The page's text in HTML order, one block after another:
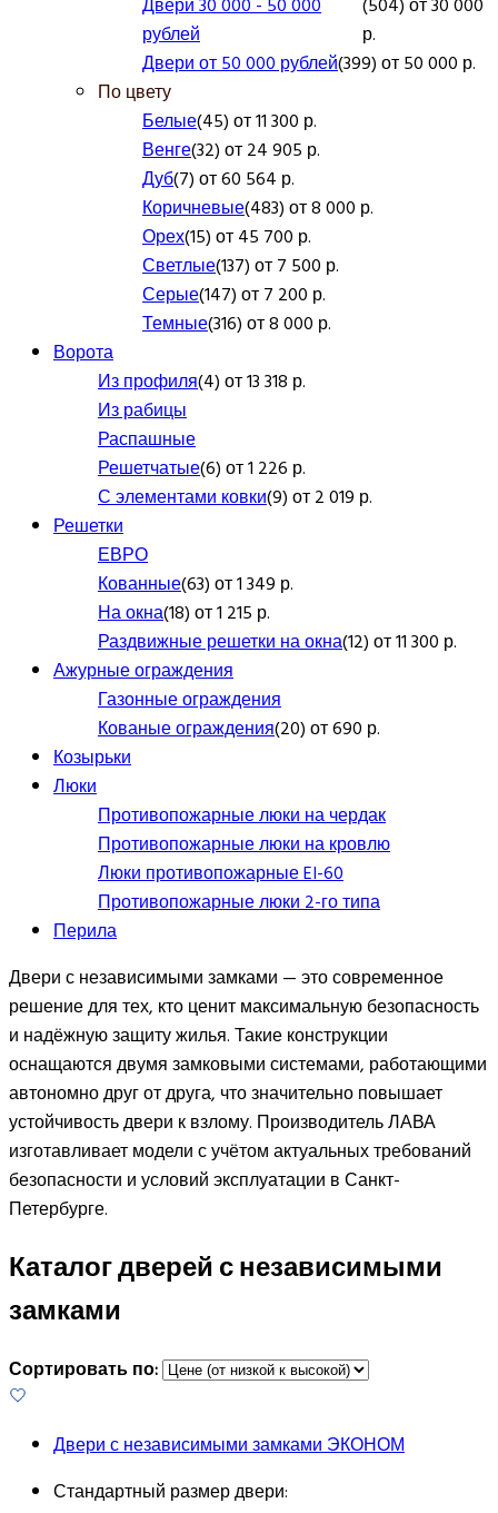
рублей
р.
Двери от 50 000 рублей(399) от 50 000 р.
По цвету
Белые(45) от 11 300 р.
Венге(32) от 24 905 р.
Дуб(7) от 60 564 р.
Коричневые(483) от 8 000 р.
Орех(15) от 45 700 р.
Светлые(137) от 7 500 р.
Серые(147) от 7 200 р.
Темные(316) от 8 000 р.
Ворота
Из профиля(4) от 13 318 р.
Из рабицы
Распашные
Решетчатые(6) от 1 226 р.
С элементами ковки(9) от 2 019 р.
Решетки
ЕВРО
Кованные(63) от 1 349 р.
На окна(18) от 1 215 р.
Раздвижные решетки на окна(12) от 11 300 р.
Ажурные ограждения
Газонные ограждения
Кованые ограждения(20) от 690 р.
Козырьки
Люки
Противопожарные люки на чердак
Противопожарные люки на кровлю
Люки противопожарные EI-60
Противопожарные люки 2-го типа
Перила
Двери с независимыми замками — это современное
решение для тех, кто ценит максимальную безопасность
и надёжную защиту жилья. Такие конструкции
оснащаются двумя замковыми системами, работающими
автономно друг от друга, что значительно повышает
устойчивость двери к взлому. Производитель ЛАВА
изготавливает модели с учётом актуальных требований
безопасности и условий эксплуатации в Санкт-
Петербурге.
Каталог дверей с независимыми
замками
Сортировать по:
Двери с независимыми замками ЭКОНОМ
Стандартный размер двери: